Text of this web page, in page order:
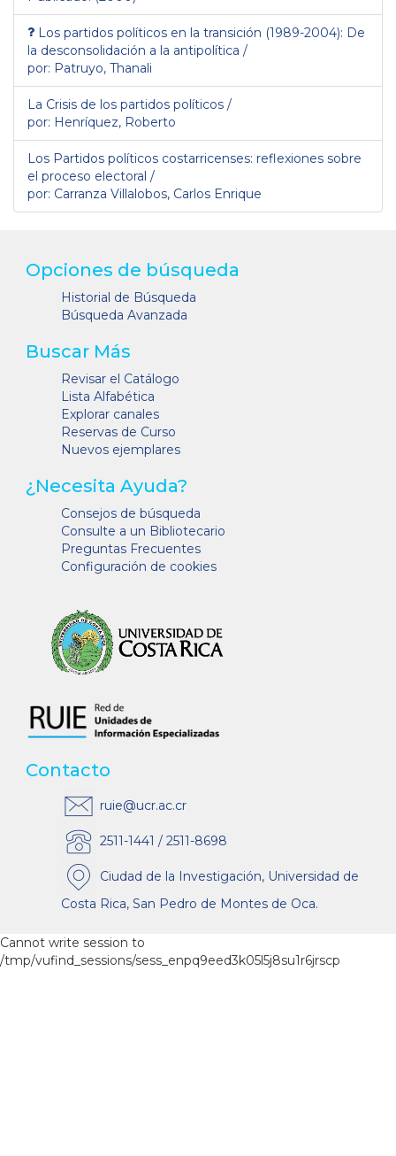
Los partidos políticos en la transición (1989-2004): De
la desconsolidación a la antipolítica /
por: Patruyo, Thanali
La Crisis de los partidos políticos /
por: Henríquez, Roberto
Los Partidos políticos costarricenses: reflexiones sobre
el proceso electoral /
por: Carranza Villalobos, Carlos Enrique
Opciones de búsqueda
Historial de Búsqueda
Búsqueda Avanzada
Buscar Más
Revisar el Catálogo
Lista Alfabética
Explorar canales
Reservas de Curso
Nuevos ejemplares
¿Necesita Ayuda?
Consejos de búsqueda
Consulte a un Bibliotecario
Preguntas Frecuentes
Configuración de cookies
Contacto
ruie@ucr.ac.cr
2511-1441 / 2511-8698
Ciudad de la Investigación, Universidad de
Costa Rica, San Pedro de Montes de Oca.
Cannot write session to
/tmp/vufind_sessions/sess_enpq9eed3k05l5j8su1r6jrscp